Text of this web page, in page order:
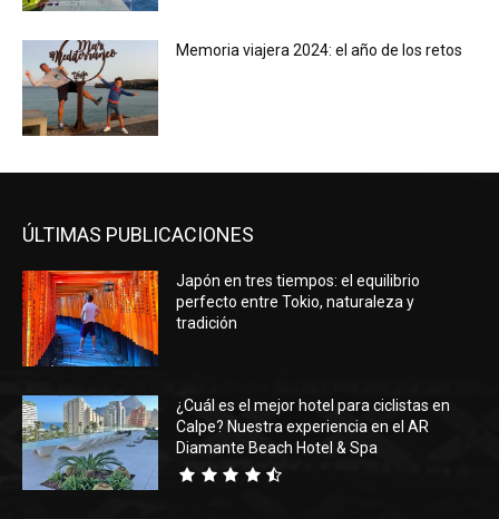
Memoria viajera 2024: el año de los retos
ÚLTIMAS PUBLICACIONES
Japón en tres tiempos: el equilibrio
perfecto entre Tokio, naturaleza y
tradición
¿Cuál es el mejor hotel para ciclistas en
Calpe? Nuestra experiencia en el AR
Diamante Beach Hotel & Spa